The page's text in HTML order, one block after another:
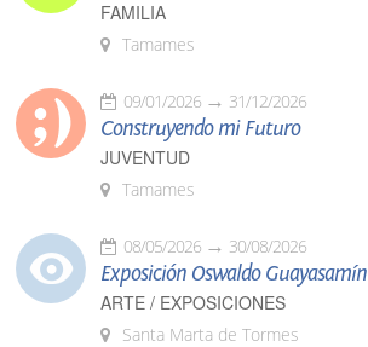
FAMILIA
Tamames
09/01/2026 31/12/2026
Construyendo mi Futuro
JUVENTUD
Tamames
08/05/2026 30/08/2026
Exposición Oswaldo Guayasamín
ARTE / EXPOSICIONES
Santa Marta de Tormes